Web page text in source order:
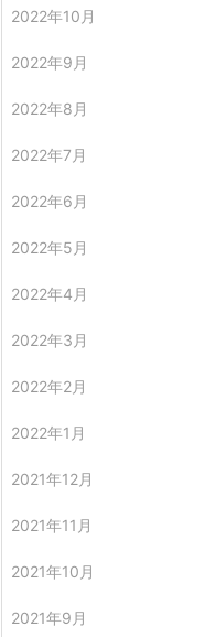
2022年10月
2022年9月
2022年8月
2022年7月
2022年6月
2022年5月
2022年4月
2022年3月
2022年2月
2022年1月
2021年12月
2021年11月
2021年10月
2021年9月